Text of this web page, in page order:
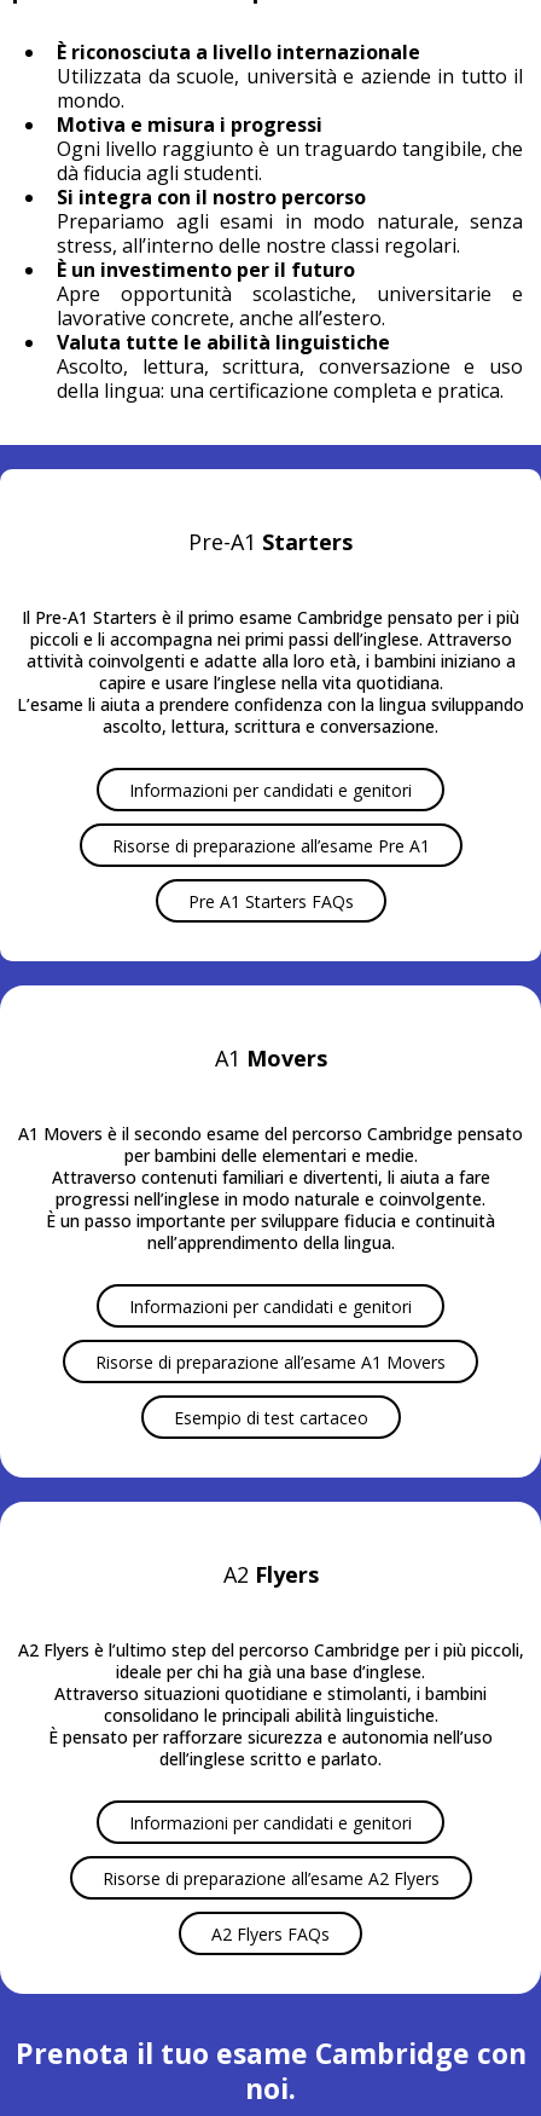
È riconosciuta a livello internazionale
Utilizzata da scuole, università e aziende in tutto il
mondo.
Motiva e misura i progressi
Ogni livello raggiunto è un traguardo tangibile, che
dà fiducia agli studenti.
Si integra con il nostro percorso
Prepariamo agli esami in modo naturale, senza
stress, all’interno delle nostre classi regolari.
È un investimento per il futuro
Apre opportunità scolastiche, universitarie e
lavorative concrete, anche all’estero.
Valuta tutte le abilità linguistiche
Ascolto, lettura, scrittura, conversazione e uso
della lingua: una certificazione completa e pratica.
Pre-A1 Starters
Il Pre-A1 Starters è il primo esame Cambridge pensato per i più
piccoli e li accompagna nei primi passi dell’inglese. Attraverso
attività coinvolgenti e adatte alla loro età, i bambini iniziano a
capire e usare l’inglese nella vita quotidiana.
L’esame li aiuta a prendere confidenza con la lingua sviluppando
ascolto, lettura, scrittura e conversazione.
Informazioni per candidati e genitori
Risorse di preparazione all’esame Pre A1
Pre A1 Starters FAQs
A1 Movers
A1 Movers è il secondo esame del percorso Cambridge pensato
per bambini delle elementari e medie.
Attraverso contenuti familiari e divertenti, li aiuta a fare
progressi nell’inglese in modo naturale e coinvolgente.
È un passo importante per sviluppare fiducia e continuità
nell’apprendimento della lingua.
Informazioni per candidati e genitori
Risorse di preparazione all’esame A1 Movers
Esempio di test cartaceo
A2 Flyers
A2 Flyers è l’ultimo step del percorso Cambridge per i più piccoli,
ideale per chi ha già una base d’inglese.
Attraverso situazioni quotidiane e stimolanti, i bambini
consolidano le principali abilità linguistiche.
È pensato per rafforzare sicurezza e autonomia nell’uso
dell’inglese scritto e parlato.
Informazioni per candidati e genitori
Risorse di preparazione all’esame A2 Flyers
A2 Flyers FAQs
Prenota il tuo esame Cambridge con
noi.